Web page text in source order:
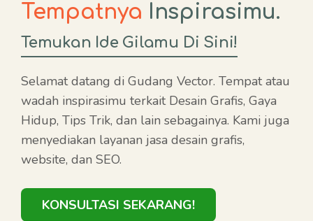
Tempatnya Inspirasimu.
Temukan Ide Gilamu Di Sini!
Selamat datang di Gudang Vector. Tempat atau
wadah inspirasimu terkait Desain Grafis, Gaya
Hidup, Tips Trik, dan lain sebagainya. Kami juga
menyediakan layanan jasa desain grafis,
website, dan SEO.
KONSULTASI SEKARANG!